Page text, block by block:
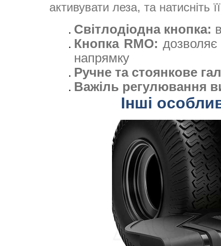
активувати леза, та натисніть
Світлодіодна кнопка:
Кнопка RMO: дозволяє
напрямку
Ручне та стоянкове
Важіль регулювання
Інші